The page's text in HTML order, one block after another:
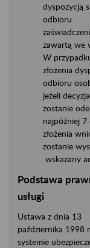
dyspozycją
odbioru
zawartą we
W
złożenia
odbioru
jeżeli
zostanie
najpóźniej 7
złożenia
zostanie
wskazany
Podstawa
usługi
Ustawa z dnia 13
października 1998
systemie